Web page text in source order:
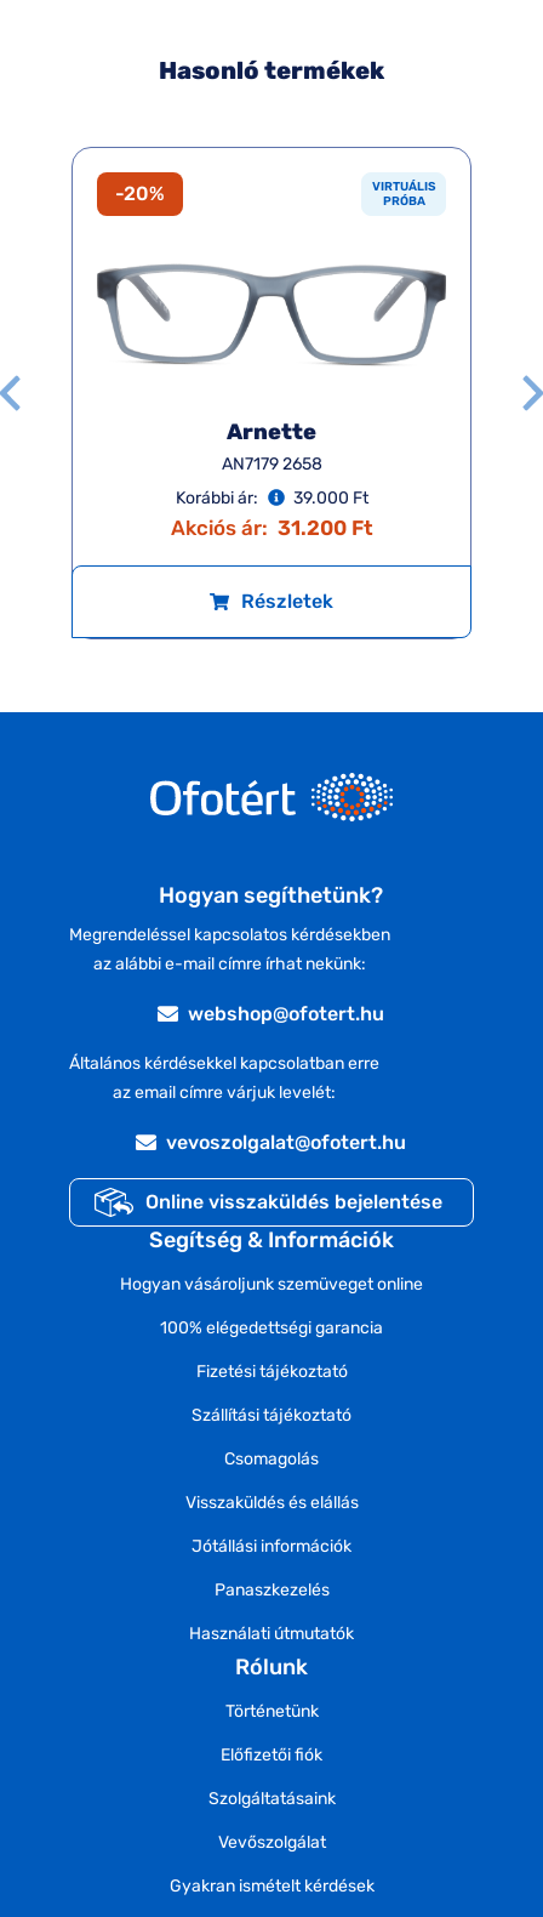
Hasonló termékek
-20%
VIRTUÁLIS
PRÓBA
Arnette
AN7179 2658
Korábbi ár:
39.000 Ft
Akciós ár: 31.200 Ft
Részletek
Hogyan segíthetünk?
Megrendeléssel kapcsolatos kérdésekben
az alábbi e-mail címre írhat nekünk:
webshop@ofotert.hu
Általános kérdésekkel kapcsolatban erre
az email címre várjuk levelét:
vevoszolgalat@ofotert.hu
Online visszaküldés bejelentése
Segítség & Információk
Hogyan vásároljunk szemüveget online
100% elégedettségi garancia
Fizetési tájékoztató
Szállítási tájékoztató
Csomagolás
Visszaküldés és elállás
Jótállási információk
Panaszkezelés
Használati útmutatók
Rólunk
Történetünk
Előfizetői fiók
Szolgáltatásaink
Vevőszolgálat
Gyakran ismételt kérdések